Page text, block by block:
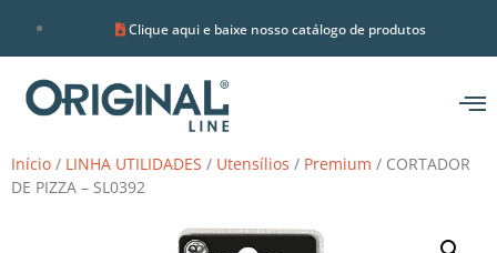
Clique aqui e baixe nosso catálogo de produtos
Início / LINHA UTILIDADES / Utensílios / Premium / CORTADOR
DE PIZZA – SL0392